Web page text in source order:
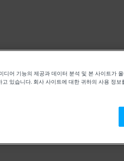
디어 기능의 제공과 데이터 분석 및 본 사이트가
고 있습니다. 회사 사이트에 대한 귀하의 사용 정